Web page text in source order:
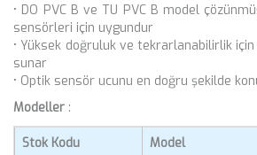
• DO PVC B ve TU PVC B model
sensörleri için uygundur
• Yüksek doğruluk ve tekrarlanabilirlik
sunar
• Optik sensör ucunu en doğru şekilde
Modeller :
Stok Kodu Model